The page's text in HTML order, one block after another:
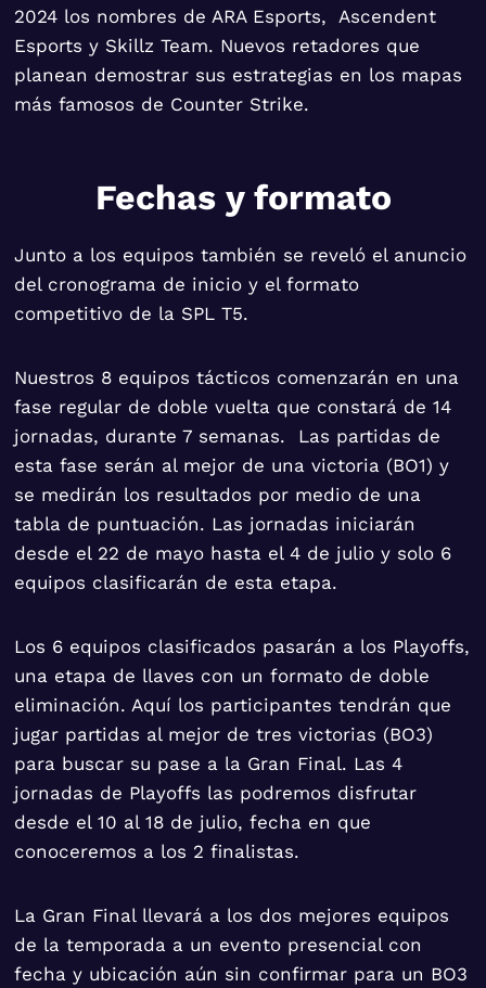
2024 los nombres de ARA Esports, Ascendent
Esports y Skillz Team. Nuevos retadores que
planean demostrar sus estrategias en los mapas
más famosos de Counter Strike.
Fechas y formato
Junto a los equipos también se reveló el anuncio
del cronograma de inicio y el formato
competitivo de la SPL T5.
Nuestros 8 equipos tácticos comenzarán en una
fase regular de doble vuelta que constará de 14
jornadas, durante 7 semanas. Las partidas de
esta fase serán al mejor de una victoria (BO1) y
se medirán los resultados por medio de una
tabla de puntuación. Las jornadas iniciarán
desde el 22 de mayo hasta el 4 de julio y solo 6
equipos clasificarán de esta etapa.
Los 6 equipos clasificados pasarán a los Playoffs,
una etapa de llaves con un formato de doble
eliminación. Aquí los participantes tendrán que
jugar partidas al mejor de tres victorias (BO3)
para buscar su pase a la Gran Final. Las 4
jornadas de Playoffs las podremos disfrutar
desde el 10 al 18 de julio, fecha en que
conoceremos a los 2 finalistas.
La Gran Final llevará a los dos mejores equipos
de la temporada a un evento presencial con
fecha y ubicación aún sin confirmar para un BO3